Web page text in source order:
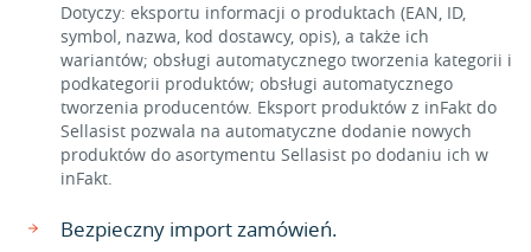
Dotyczy: eksportu informacji o produktach (EAN, ID,
symbol, nazwa, kod dostawcy, opis), a także ich
wariantów; obsługi automatycznego tworzenia kategorii i
podkategorii produktów; obsługi automatycznego
tworzenia producentów. Eksport produktów z inFakt do
Sellasist pozwala na automatyczne dodanie nowych
produktów do asortymentu Sellasist po dodaniu ich w
inFakt.
Bezpieczny import zamówień.